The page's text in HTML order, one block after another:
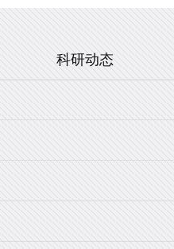
科研动态